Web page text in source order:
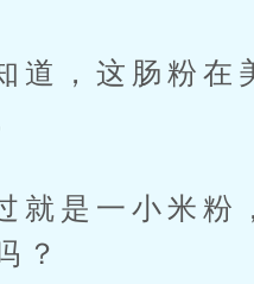
这肠粉在美
一小米粉，
？